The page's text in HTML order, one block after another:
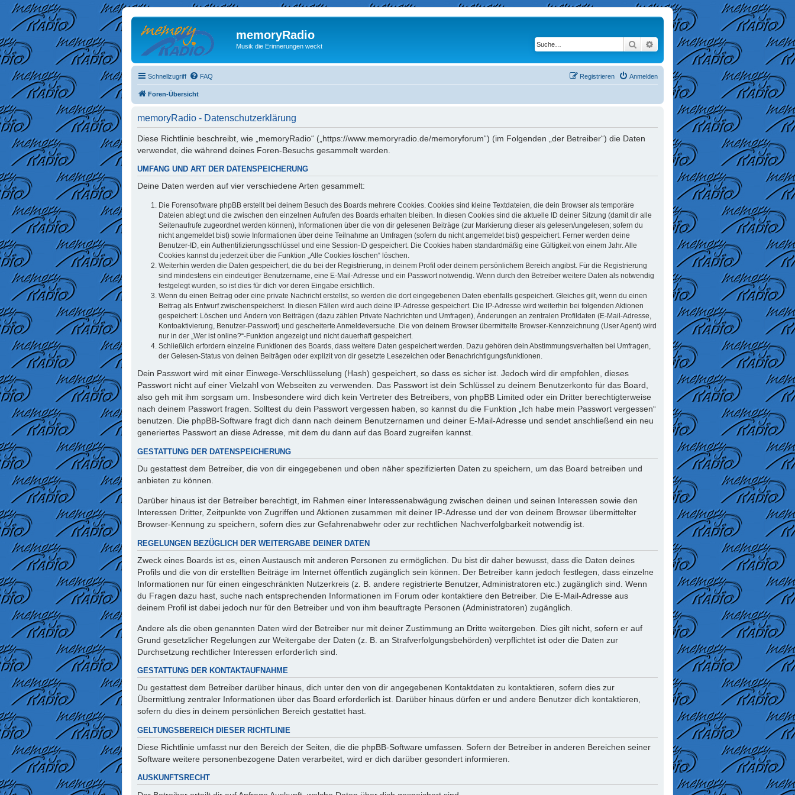
memoryRadio
Musik die Erinnerungen weckt Suche Erweiterte Suche
Schnellzugriff FAQ Anmelden
Registrieren
Foren-Übersicht
memoryRadio - Datenschutzerklärung
Diese Richtlinie beschreibt, wie „memoryRadio“ („https://www.memoryradio.de/memoryforum“) (im Folgenden „der Betreiber“) die Daten
verwendet, die während deines Foren-Besuchs gesammelt werden.
UMFANG UND ART DER DATENSPEICHERUNG
Deine Daten werden auf vier verschiedene Arten gesammelt:
Die Forensoftware phpBB erstellt bei deinem Besuch des Boards mehrere Cookies. Cookies sind kleine Textdateien, die dein Browser als temporäre
Dateien ablegt und die zwischen den einzelnen Aufrufen des Boards erhalten bleiben. In diesen Cookies sind die aktuelle ID deiner Sitzung (damit dir alle
Seitenaufrufe zugeordnet werden können), Informationen über die von dir gelesenen Beiträge (zur Markierung dieser als gelesen/ungelesen; sofern du
nicht angemeldet bist) sowie Informationen über deine Teilnahme an Umfragen (sofern du nicht angemeldet bist) gespeichert. Ferner werden deine
Benutzer-ID, ein Authentifizierungsschlüssel und eine Session-ID gespeichert. Die Cookies haben standardmäßig eine Gültigkeit von einem Jahr. Alle
Cookies kannst du jederzeit über die Funktion „Alle Cookies löschen“ löschen.
Weiterhin werden die Daten gespeichert, die du bei der Registrierung, in deinem Profil oder deinem persönlichem Bereich angibst. Für die Registrierung
sind mindestens ein eindeutiger Benutzername, eine E-Mail-Adresse und ein Passwort notwendig. Wenn durch den Betreiber weitere Daten als notwendig
festgelegt wurden, so ist dies für dich vor deren Eingabe ersichtlich.
Wenn du einen Beitrag oder eine private Nachricht erstellst, so werden die dort eingegebenen Daten ebenfalls gespeichert. Gleiches gilt, wenn du einen
Beitrag als Entwurf zwischenspeicherst. In diesen Fällen wird auch deine IP-Adresse gespeichert. Die IP-Adresse wird weiterhin bei folgenden Aktionen
gespeichert: Löschen und Ändern von Beiträgen (dazu zählen Private Nachrichten und Umfragen), Änderungen an zentralen Profildaten (E-Mail-Adresse,
Kontoaktivierung, Benutzer-Passwort) und gescheiterte Anmeldeversuche. Die von deinem Browser übermittelte Browser-Kennzeichnung (User Agent) wird
nur in der „Wer ist online?“-Funktion angezeigt und nicht dauerhaft gespeichert.
Schließlich erfordern einzelne Funktionen des Boards, dass weitere Daten gespeichert werden. Dazu gehören dein Abstimmungsverhalten bei Umfragen,
der Gelesen-Status von deinen Beiträgen oder explizit von dir gesetzte Lesezeichen oder Benachrichtigungsfunktionen.
Dein Passwort wird mit einer Einwege-Verschlüsselung (Hash) gespeichert, so dass es sicher ist. Jedoch wird dir empfohlen, dieses
Passwort nicht auf einer Vielzahl von Webseiten zu verwenden. Das Passwort ist dein Schlüssel zu deinem Benutzerkonto für das Board,
also geh mit ihm sorgsam um. Insbesondere wird dich kein Vertreter des Betreibers, von phpBB Limited oder ein Dritter berechtigterweise
nach deinem Passwort fragen. Solltest du dein Passwort vergessen haben, so kannst du die Funktion „Ich habe mein Passwort vergessen“
benutzen. Die phpBB-Software fragt dich dann nach deinem Benutzernamen und deiner E-Mail-Adresse und sendet anschließend ein neu
generiertes Passwort an diese Adresse, mit dem du dann auf das Board zugreifen kannst.
GESTATTUNG DER DATENSPEICHERUNG
Du gestattest dem Betreiber, die von dir eingegebenen und oben näher spezifizierten Daten zu speichern, um das Board betreiben und
anbieten zu können.
Darüber hinaus ist der Betreiber berechtigt, im Rahmen einer Interessenabwägung zwischen deinen und seinen Interessen sowie den
Interessen Dritter, Zeitpunkte von Zugriffen und Aktionen zusammen mit deiner IP-Adresse und der von deinem Browser übermittelter
Browser-Kennung zu speichern, sofern dies zur Gefahrenabwehr oder zur rechtlichen Nachverfolgbarkeit notwendig ist.
REGELUNGEN BEZÜGLICH DER WEITERGABE DEINER DATEN
Zweck eines Boards ist es, einen Austausch mit anderen Personen zu ermöglichen. Du bist dir daher bewusst, dass die Daten deines
Profils und die von dir erstellten Beiträge im Internet öffentlich zugänglich sein können. Der Betreiber kann jedoch festlegen, dass einzelne
Informationen nur für einen eingeschränkten Nutzerkreis (z. B. andere registrierte Benutzer, Administratoren etc.) zugänglich sind. Wenn
du Fragen dazu hast, suche nach entsprechenden Informationen im Forum oder kontaktiere den Betreiber. Die E-Mail-Adresse aus
deinem Profil ist dabei jedoch nur für den Betreiber und von ihm beauftragte Personen (Administratoren) zugänglich.
Andere als die oben genannten Daten wird der Betreiber nur mit deiner Zustimmung an Dritte weitergeben. Dies gilt nicht, sofern er auf
Grund gesetzlicher Regelungen zur Weitergabe der Daten (z. B. an Strafverfolgungsbehörden) verpflichtet ist oder die Daten zur
Durchsetzung rechtlicher Interessen erforderlich sind.
GESTATTUNG DER KONTAKTAUFNAHME
Du gestattest dem Betreiber darüber hinaus, dich unter den von dir angegebenen Kontaktdaten zu kontaktieren, sofern dies zur
Übermittlung zentraler Informationen über das Board erforderlich ist. Darüber hinaus dürfen er und andere Benutzer dich kontaktieren,
sofern du dies in deinem persönlichen Bereich gestattet hast.
GELTUNGSBEREICH DIESER RICHTLINIE
Diese Richtlinie umfasst nur den Bereich der Seiten, die die phpBB-Software umfassen. Sofern der Betreiber in anderen Bereichen seiner
Software weitere personenbezogene Daten verarbeitet, wird er dich darüber gesondert informieren.
AUSKUNFTSRECHT